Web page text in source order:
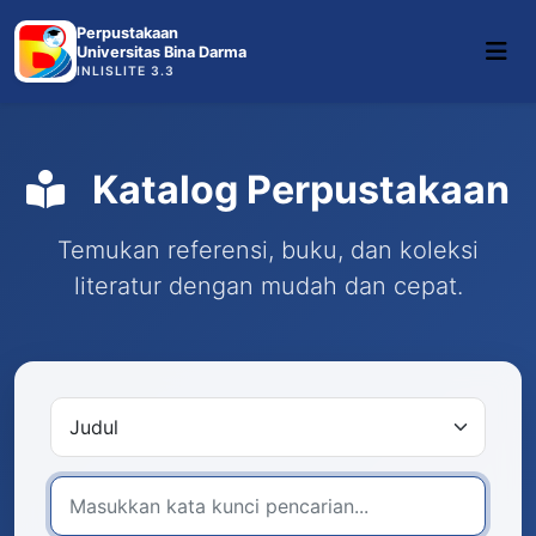
Perpustakaan
Universitas Bina Darma
INLISLITE 3.3
Katalog Perpustakaan
Temukan referensi, buku, dan koleksi
literatur dengan mudah dan cepat.